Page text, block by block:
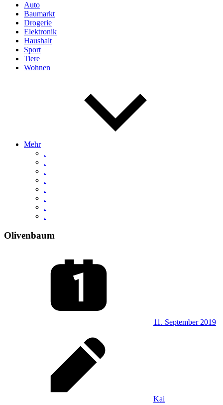
Auto
Baumarkt
Drogerie
Elektronik
Haushalt
Sport
Tiere
Wohnen
Mehr
.
.
.
.
.
.
.
.
Olivenbaum
11. September 2019
Kai